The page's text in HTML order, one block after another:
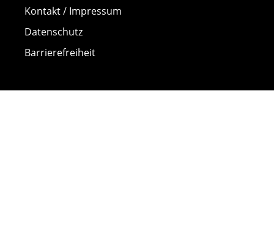
Kontakt / Impressum
Datenschutz
Barrierefreiheit